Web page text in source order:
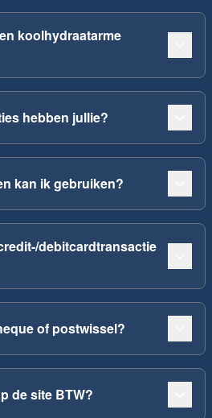
koolhydraatarme
hebben jullie?
kan ik gebruiken?
debitcardtransactie
of postwissel?
de site BTW?